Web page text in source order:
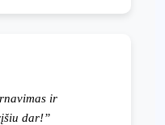
ir
dar!”